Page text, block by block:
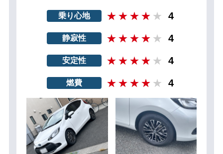
乗り心地 4
静寂性 4
安定性 4
燃費 4